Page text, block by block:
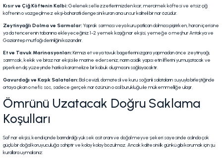
Kısır ve Çiğ Köftenin Kalbi:Geleneksel lezzetlerimizden kısır, mercimek köftesi ve etsiz çiğ
köftenin o vazgeçilmez ekşi-baharatlı dengesini kuran ana unsur kaliteli bir nar özüdür.
Zeytinyağlı Dolma ve Sarmalar: Yaprak sarması veya kuru patlıcan dolması pişirirken, harcın içerisine
ya da tencerenin tabanına ekleyeceğiniz 1-2 yemek kaşığı nar ekşisi, yemeğe o meşhur Antakya ve
Gaziantep mutfağı derinliğini kazandırır.
Et ve Tavuk Marinasyonları:Kırmızı et veya tavuk bagetlerini ızgara yapmadan önce zeytinyağı,
sarımsak, kekik ve biraz nar ekşisi ile marine ederseniz; narın asidik yapısı etin liflerini yumuşatacak ve
pişerken dış yüzeyinde harika karamelize bir kabuk oluşmasını sağlayacaktır.
Gavurdağı ve Kaşık Salataları:Bol cevizli, domatesli ve kuru soğanlı salataların suyuyla birleştiğinde
ortaya çıkan o nefis sos, sadece gerçek nar özünün o asil burukluğu ile mükemmelliğe ulaşır.
Ömrünü Uzatacak Doğru Saklama
Koşulları
Saf nar ekşisi, kendi içinde barındırdığı yüksek asit oranı ve doğal meyve şekeri sayesinde aslında çok
güçlü bir doğal koruyuculuğa sahiptir ve kolay kolay bozulmaz. Ancak kalitesini ilk günkü gibi korumak için şu
kurallara uymalısınız: